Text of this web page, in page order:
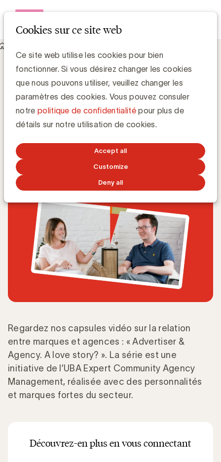
Cookies sur ce site web
Ce site web utilise les cookies pour bien
fonctionner. Si vous désirez changer les cookies
que nous pouvons utiliser, veuillez changer les
paramètres des cookies. Vous pouvez consuler
notre politique de confidentialitépour plus de
détails sur notre utilisation de cookies.
Accept all
Customize
Deny all
Advertiser & Agency. A love story? avec Zehra Sayin
(SPECIAL OLYMPICS) et Tomas Sweertvaegher (LDV)
Advertiser & Agency. A love story? avec
Zehra Sayin (SPECIAL OLYMPICS) et
Tomas Sweertvaegher (LDV)
30 NOVEMBRE 2020
Regardez nos capsules vidéo sur la relation
entre marques et agences : « Advertiser &
Agency. A love story? ». La série est une
initiative de l’UBA Expert Community Agency
Management, réalisée avec des personnalités
et marques fortes du secteur.
Découvrez-en plus en vous connectant